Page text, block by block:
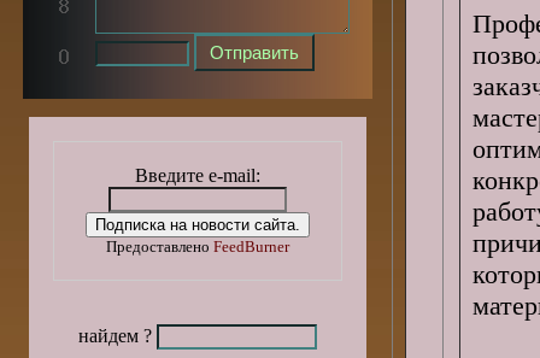
Введите e-mail:
Предоставлено FeedBurner
найдем ?